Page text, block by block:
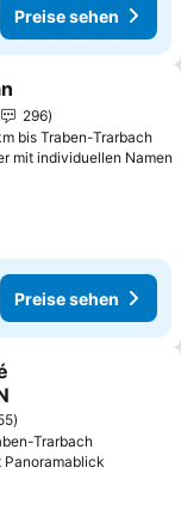
Preise sehen
hinzufügen
296
bis Traben-Trarbach
mit individuellen Namen
Preise sehen
hinzufügen
Trarbach
Panoramablick